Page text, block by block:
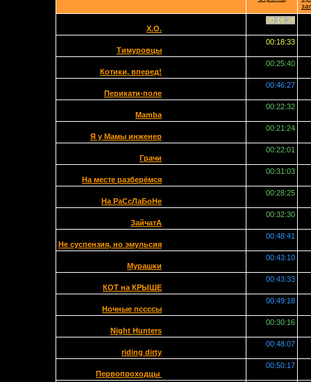
X.O.
00:16:28
Тимуровцы
00:18:33
Котики, вперед!
00:25:40
Перикати-поле
00:46:27
Mamba
00:22:32
Я у Мамы инженер
00:21:24
Грачи
00:22:01
На месте разберёмся
00:31:03
На РаСсЛаБоНе
00:28:25
ЗайчатА
00:32:30
Не суспензия, но эмульсия
00:48:41
Мурашки
00:43:10
КОТ на КРЫШЕ
00:43:33
Ночные пссссы
00:49:18
Night Hunters
00:30:16
riding dirty
00:48:07
Первопроходцы
00:50:17